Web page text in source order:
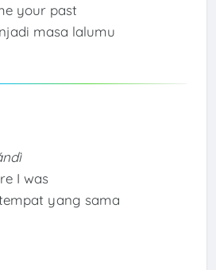
your past
masa lalumu
I was
yang sama